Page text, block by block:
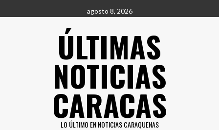
al
agosto 8, 2026
ÚLTIMAS
NOTICIAS
CARACAS
LO ÚLTIMO EN NOTICIAS CARAQUEÑAS